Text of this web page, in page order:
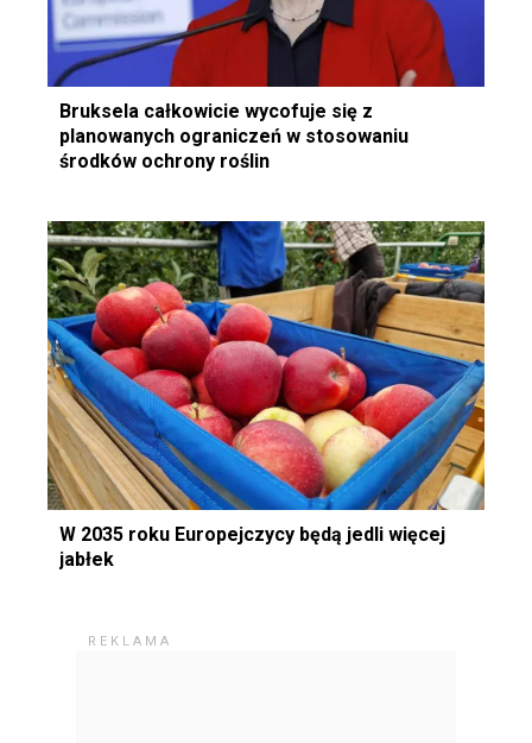
Bruksela całkowicie wycofuje się z
planowanych ograniczeń w stosowaniu
środków ochrony roślin
W 2035 roku Europejczycy będą jedli więcej
jabłek